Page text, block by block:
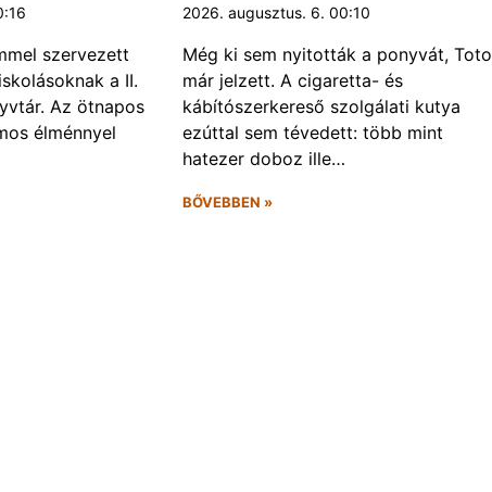
szervezett
a II.
Az ötnapos
élménnyel
2026. augusztus. 6. 00:10
Még ki sem nyitották a ponyvát, Toto
már jelzett. A cigaretta- és
kábítószerkereső szolgálati kutya
ezúttal sem tévedett: több mint
hatezer doboz ille…
BŐVEBBEN »